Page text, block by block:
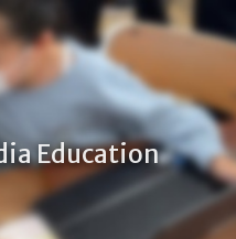
Education